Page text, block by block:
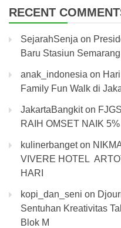
RECENT
SejarahSenja on
Baru Stasiun
anak_indonesia on
Family Fun Walk di
JakartaBangkiton
RAIH OMSET NAIK
kulinerbangeton
VIVERE HOTEL
HARI
kopi_dan_seni on
Sentuhan Kreativitas
Blok M